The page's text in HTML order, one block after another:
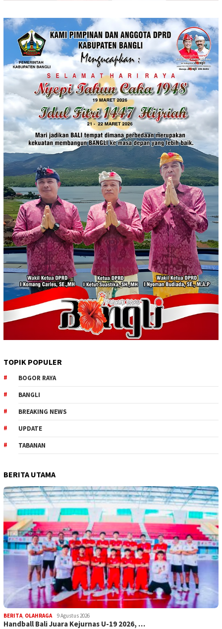
TOPIK POPULER
BOGOR RAYA
BANGLI
BREAKING NEWS
UPDATE
TABANAN
BERITA UTAMA
BERITA, OLAHRAGA 9 Agustus 2026
Handball Bali Juara Kejurnas U-19 2026, …